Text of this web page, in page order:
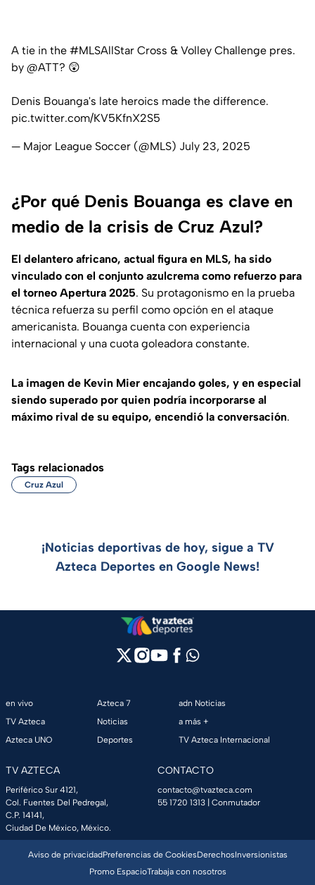
A tie in the #MLSAllStar Cross & Volley Challenge pres.
by @ATT? 😲
Denis Bouanga's late heroics made the difference.
pic.twitter.com/KV5KfnX2S5
— Major League Soccer (@MLS) July 23, 2025
¿Por qué Denis Bouanga es clave en
medio de la crisis de Cruz Azul?
El delantero africano, actual figura en MLS, ha sido
vinculado con el conjunto azulcrema como refuerzo para
el torneo Apertura 2025. Su protagonismo en la prueba
técnica refuerza su perfil como opción en el ataque
americanista. Bouanga cuenta con experiencia
internacional y una cuota goleadora constante.
La imagen de Kevin Mier encajando goles, y en especial
siendo superado por quien podría incorporarse al
máximo rival de su equipo, encendió la conversación.
Tags relacionados
Cruz Azul
¡Noticias deportivas de hoy, sigue a TV
Azteca Deportes en Google News!
en vivo
TV Azteca
Azteca UNO
Azteca 7
Noticias
Deportes
adn Noticias
a más +
TV Azteca Internacional
TV AZTECA
Periférico Sur 4121,
Col. Fuentes Del Pedregal,
C.P. 14141,
Ciudad De México, México.
CONTACTO
contacto@tvazteca.com
55 1720 1313 | Conmutador
Aviso de privacidadPreferencias de CookiesDerechosInversionistas
Promo EspacioTrabaja con nosotros